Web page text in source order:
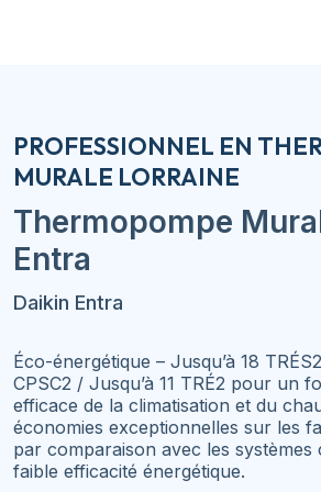
PROFESSIONNEL EN
MURALE LORRAINE
Thermopompe
Entra
Daikin Entra
Éco-énergétique – Jusqu’à 18
CPSC2 / Jusqu’à 11 TRÉ2 pour un
efficace de la climatisation et du
économies exceptionnelles sur les
par comparaison avec les systèmes
faible efficacité énergétique.